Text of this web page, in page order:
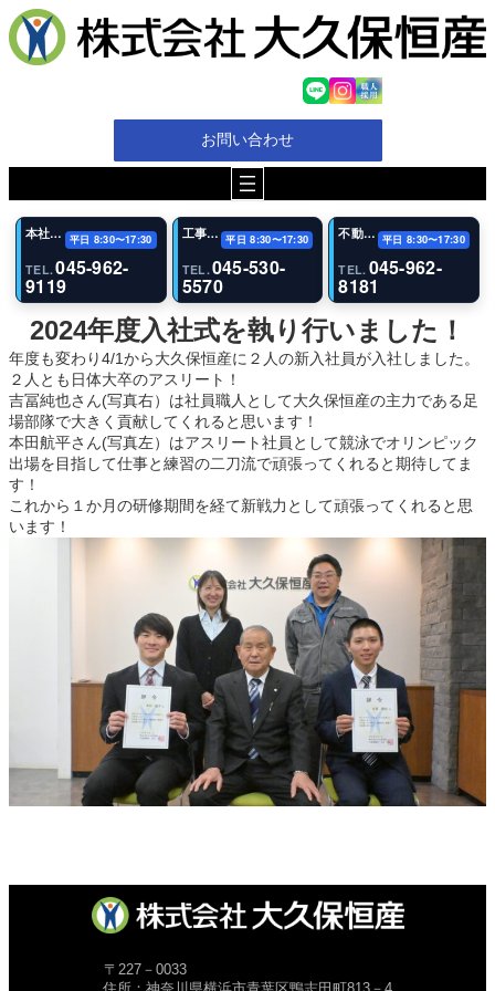
お問い合わせ
本社・代表電話 平日 8:30〜17:30
TEL. 045-962-
9119
工事（恩田事業所） 平日 8:30〜17:30
TEL. 045-530-
5570
不動産事業部 平日 8:30〜17:30
TEL. 045-962-
8181
2024年度入社式を執り行いました！
年度も変わり4/1から大久保恒産に２人の新入社員が入社しました。
２人とも日体大卒のアスリート！
吉冨純也さん(写真右）は社員職人として大久保恒産の主力である足
場部隊で大きく貢献してくれると思います！
本田航平さん(写真左）はアスリート社員として競泳でオリンピック
出場を目指して仕事と練習の二刀流で頑張ってくれると期待してま
す！
これから１か月の研修期間を経て新戦力として頑張ってくれると思
います！
〒227－0033